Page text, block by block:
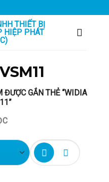
ĐƯỢC GẮN THẺ “WIDIA